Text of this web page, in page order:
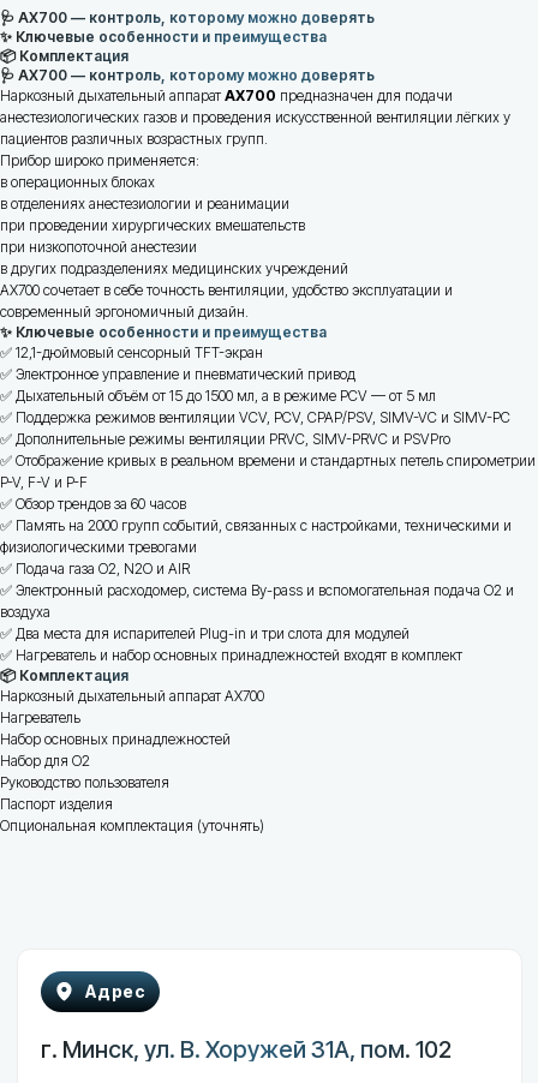
🩺 AX700 — контроль, которому можно доверять
✨ Ключевые особенности и преимущества
📦 Комплектация
🩺 AX700 — контроль, которому можно доверять
Наркозный дыхательный аппарат AX700 предназначен для подачи
анестезиологических газов и проведения искусственной вентиляции лёгких у
пациентов различных возрастных групп.
Прибор широко применяется:
в операционных блоках
в отделениях анестезиологии и реанимации
при проведении хирургических вмешательств
при низкопоточной анестезии
в других подразделениях медицинских учреждений
AX700 сочетает в себе точность вентиляции, удобство эксплуатации и
современный эргономичный дизайн.
✨ Ключевые особенности и преимущества
✅ 12,1-дюймовый сенсорный TFT-экран
✅ Электронное управление и пневматический привод
✅ Дыхательный объём от 15 до 1500 мл, а в режиме PCV — от 5 мл
✅ Поддержка режимов вентиляции VCV, PCV, CPAP/PSV, SIMV-VC и SIMV-PC
✅ Дополнительные режимы вентиляции PRVC, SIMV-PRVC и PSVPro
✅ Отображение кривых в реальном времени и стандартных петель спирометрии
P-V, F-V и P-F
✅ Обзор трендов за 60 часов
✅ Память на 2000 групп событий, связанных с настройками, техническими и
физиологическими тревогами
✅ Подача газа O2, N2O и AIR
✅ Электронный расходомер, система By-pass и вспомогательная подача O2 и
воздуха
✅ Два места для испарителей Plug-in и три слота для модулей
✅ Нагреватель и набор основных принадлежностей входят в комплект
📦 Комплектация
Наркозный дыхательный аппарат AX700
Нагреватель
Набор основных принадлежностей
Набор для O2
Руководство пользователя
Паспорт изделия
Опциональная комплектация (уточнять)
Отдел сервиса
Отдел продаж
+375 (29) 740-74-72
+375 (29) 840-00-47
Телефон
info@gmservice.by
Почта
г. Минск, ул. В. Хоружей 31А, пом. 102
Адрес
Лазерные аппараты
Наркозно-дыхательные
Электрокардиографы
Эндоскопическое оборудование